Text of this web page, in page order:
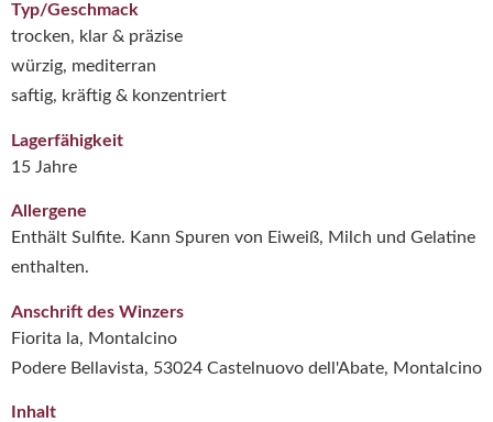
Typ/Geschmack
trocken, klar & präzise
würzig, mediterran
saftig, kräftig & konzentriert
Lagerfähigkeit
15 Jahre
Allergene
Enthält Sulfite. Kann Spuren von Eiweiß, Milch und Gelatine
enthalten.
Anschrift des Winzers
Fiorita la, Montalcino
Podere Bellavista, 53024 Castelnuovo dell'Abate, Montalcino
Inhalt